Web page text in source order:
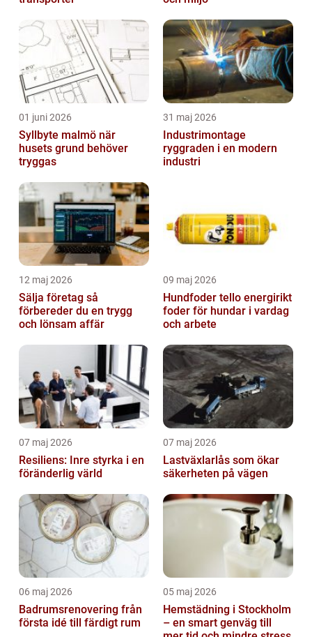
01 juni 2026
Syllbyte malmö när
husets grund behöver
tryggas
31 maj 2026
Industrimontage
ryggraden i en modern
industri
12 maj 2026
Sälja företag så
förbereder du en trygg
och lönsam affär
09 maj 2026
Hundfoder tello energirikt
foder för hundar i vardag
och arbete
07 maj 2026
Resiliens: Inre styrka i en
föränderlig värld
07 maj 2026
Lastväxlarlås som ökar
säkerheten på vägen
06 maj 2026
Badrumsrenovering från
första idé till färdigt rum
05 maj 2026
Hemstädning i Stockholm
– en smart genväg till